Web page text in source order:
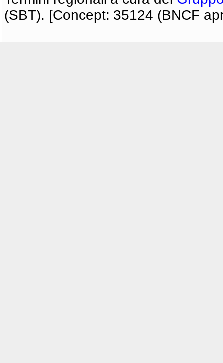
(SBT). [Concept: 35124 (BNCF